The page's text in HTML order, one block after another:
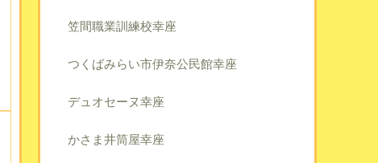
笠間職業訓練校幸座
つくばみらい市伊奈公民館幸座
デュオセーヌ幸座
かさま井筒屋幸座